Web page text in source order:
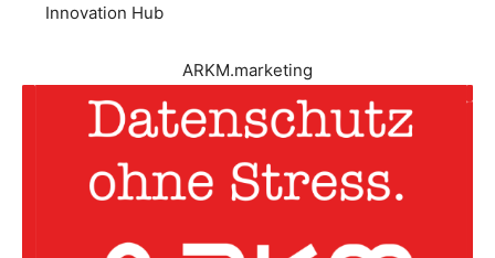
Innovation Hub
ARKM.marketing